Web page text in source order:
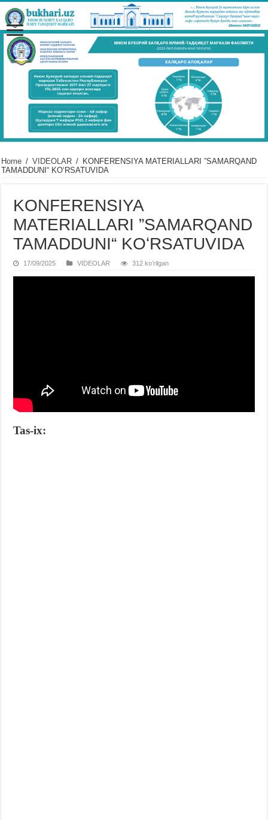
Home / VIDЕOLAR / KONFERENSIYA MATERIALLARI ”SAMARQAND
TAMADDUNI“ KOʻRSATUVIDA
KONFERENSIYA
MATERIALLARI ”SAMARQAND
TAMADDUNI“ KOʻRSATUVIDA
17/09/2025 VIDЕOLAR 312 koʻrilgan
Tas-ix: